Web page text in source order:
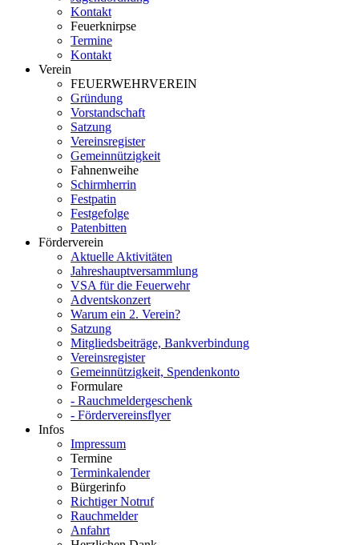
Kontakt
Feuerknirpse
Termine
Kontakt
Verein
FEUERWEHRVEREIN
Gründung
Vorstandschaft
Satzung
Vereinsregister
Gemeinnützigkeit
Fahnenweihe
Schirmherrin
Festpatin
Festgefolge
Patenbitten
Förderverein
Aktuelle Aktivitäten
Jahreshauptversammlung
VSA für die Feuerwehr
Adventskonzert
Warum ein 2. Verein?
Satzung
Mitgliedsbeiträge, Bankverbindung
Vereinsregister
Gemeinnützigkeit, Spendenkonto
Formulare
- Rauchmeldergeschenk
- Fördervereinsflyer
Infos
Impressum
Termine
Terminkalender
Bürgerinfo
Richtiger Notruf
Rauchmelder
Anfahrt